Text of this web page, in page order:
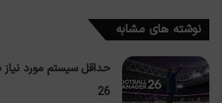
نوشته های مشابه
26